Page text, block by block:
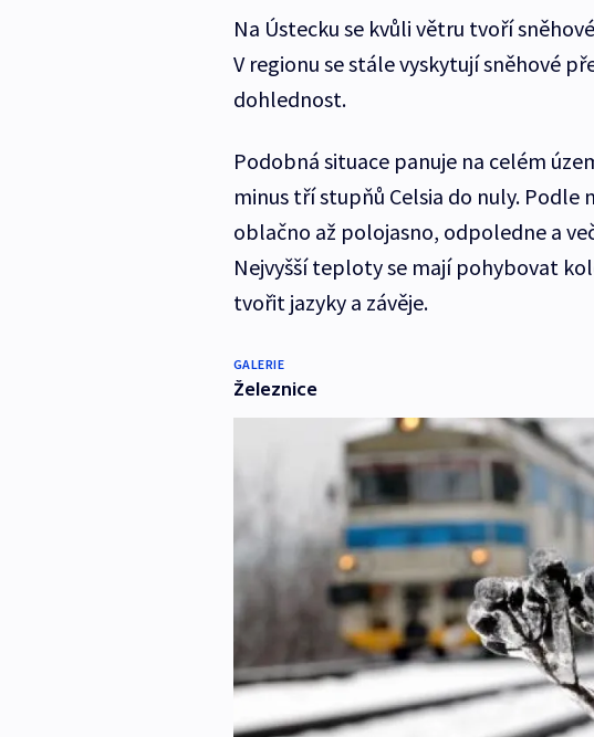
Na Ústecku se kvůli větru tvoří
V regionu se stále vyskytují sněhové
dohlednost.
Podobná situace panuje na celém
minus tří stupňů Celsia do nuly.
oblačno až polojasno, odpoledne a
Nejvyšší teploty se mají pohybovat
tvořit jazyky a závěje.
GALERIE
Železnice